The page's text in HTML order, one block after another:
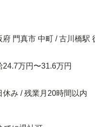
府 門真市 中町 / 古川橋駅
24.7万円〜31.6万円
休み / 残業月20時間以内